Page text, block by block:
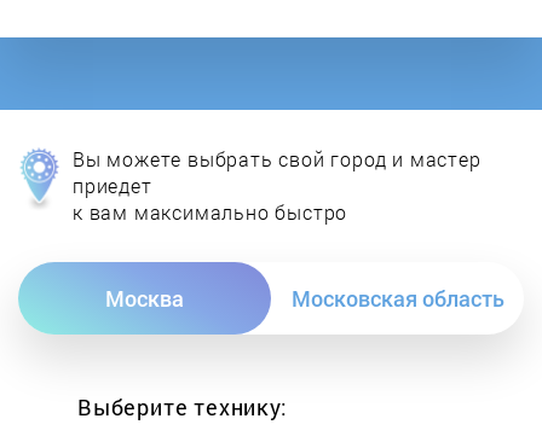
Ecoflam
Electrolux
Вы можете выбрать свой город и мастер
приедет
к вам максимально быстро
Москва Московская область
Выберите технику: